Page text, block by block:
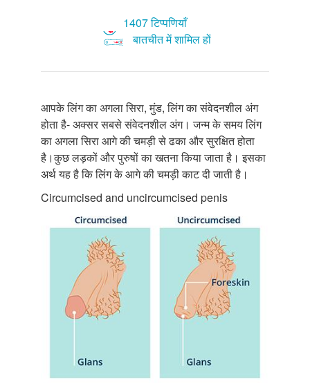
1407 टिप्पणियाँ
बातचीत में शामिल हों
आपके लिंग का अगला सिरा, मुंड, लिंग का संवेदनशील अंग
होता है- अक्सर सबसे संवेदनशील अंग। जन्म के समय लिंग
का अगला सिरा आगे की चमड़ी से ढका और सुरक्षित होता
है।कुछ लड़कों और पुरुषों का खतना किया जाता है। इसका
अर्थ यह है कि लिंग के आगे की चमड़ी काट दी जाती है।
Circumcised and uncircumcised penis